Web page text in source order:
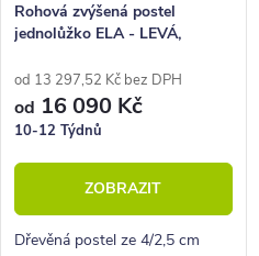
Rohová zvýšená postel
jednolůžko ELA - LEVÁ,
od 13 297,52 Kč bez DPH
od 16 090 Kč
10-12 Týdnů
ZOBRAZIT
Dřevěná postel ze 4/2,5 cm